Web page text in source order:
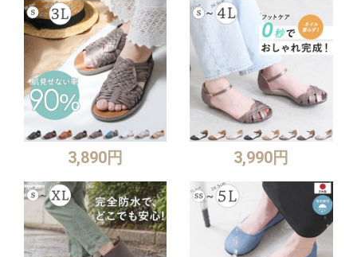
3,890円 3,990円